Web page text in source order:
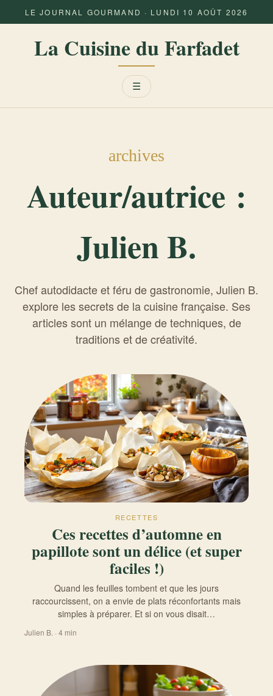
LE JOURNAL GOURMAND · LUNDI 10 AOÛT 2026
La Cuisine du Farfadet
Menu
☰
archives
Auteur/autrice :
Julien B.
Chef autodidacte et féru de gastronomie, Julien B.
explore les secrets de la cuisine française. Ses
articles sont un mélange de techniques, de
traditions et de créativité.
RECETTES
Ces recettes d’automne en
papillote sont un délice (et super
faciles !)
Quand les feuilles tombent et que les jours
raccourcissent, on a envie de plats réconfortants mais
simples à préparer. Et si on vous disait…
Julien B. · 4 min